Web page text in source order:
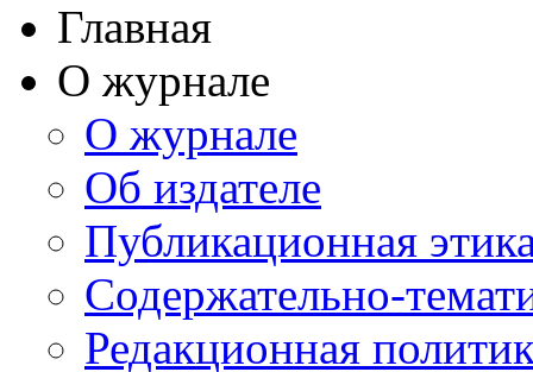
Главная
О журнале
О журнале
Об издателе
Публикационная
Содержательно-
Редакционная